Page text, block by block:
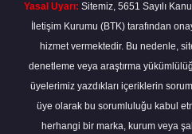
Yasal Uyarı: Sitemiz, 5651 Sayılı
İletişim Kurumu (BTK) tarafından
hizmet vermektedir. Bu nedenle,
denetleme veya araştırma
üyelerimiz yazdıkları içeriklerin
üye olarak bu sorumluluğu kabul
herhangi bir marka, kurum veya